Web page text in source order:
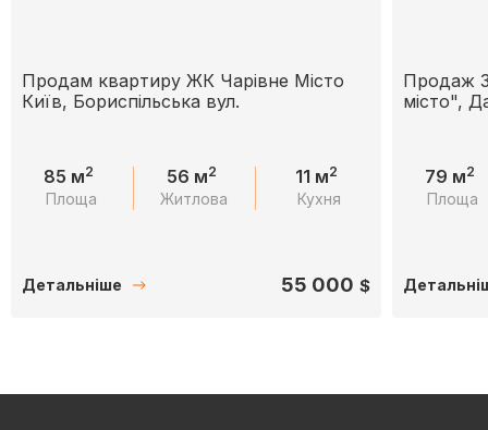
Продам квартиру ЖК Чарівне Місто
Київ, Бориспільська вул.
85 м2
Площа
56 м2
Житлова
11 м2
Кухня
Детальніше 55 000 $
Продаж
місто",
79 м2
Площа